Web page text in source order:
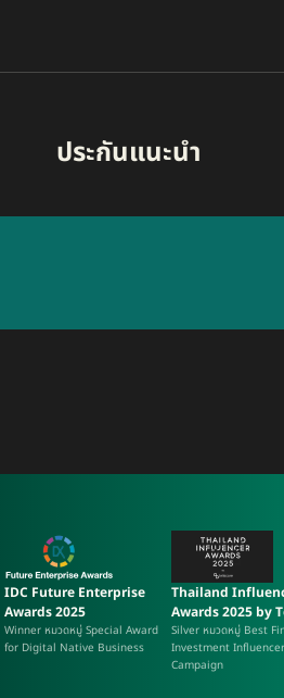
ประกันแนะนำ
IDC Future Enterprise
Awards 2025
Winner หมวดหมู่ Special Award
for Digital Native Business
Thailand
Awards 2025 by
Silver หมวดหมู่ Best
Investment Influencer
Campaign